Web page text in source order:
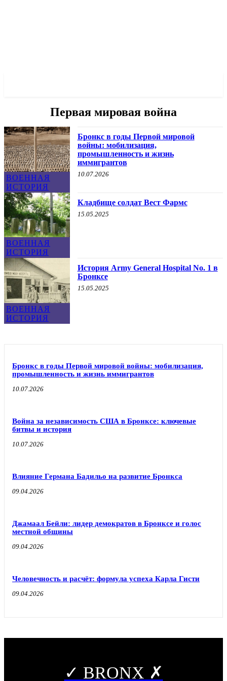
Первая мировая война
ВОЕННАЯ
ИСТОРИЯ
Бронкс в годы Первой мировой
войны: мобилизация,
промышленность и жизнь
иммигрантов
10.07.2026
ВОЕННАЯ
ИСТОРИЯ
Кладбище солдат Вест Фармс
15.05.2025
ВОЕННАЯ
ИСТОРИЯ
История Army General Hospital No. 1 в
Бронксе
15.05.2025
Бронкс в годы Первой мировой войны: мобилизация,
промышленность и жизнь иммигрантов
10.07.2026
Война за независимость США в Бронксе: ключевые
битвы и история
10.07.2026
Влияние Германа Бадильо на развитие Бронкса
09.04.2026
Джамаал Бейли: лидер демократов в Бронксе и голос
местной общины
09.04.2026
Человечность и расчёт: формула успеха Карла Гисти
09.04.2026
✓ BRONX ✗